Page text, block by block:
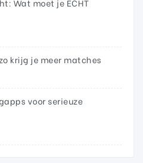
Wat moet je ECHT
krijg je meer matches
voor serieuze